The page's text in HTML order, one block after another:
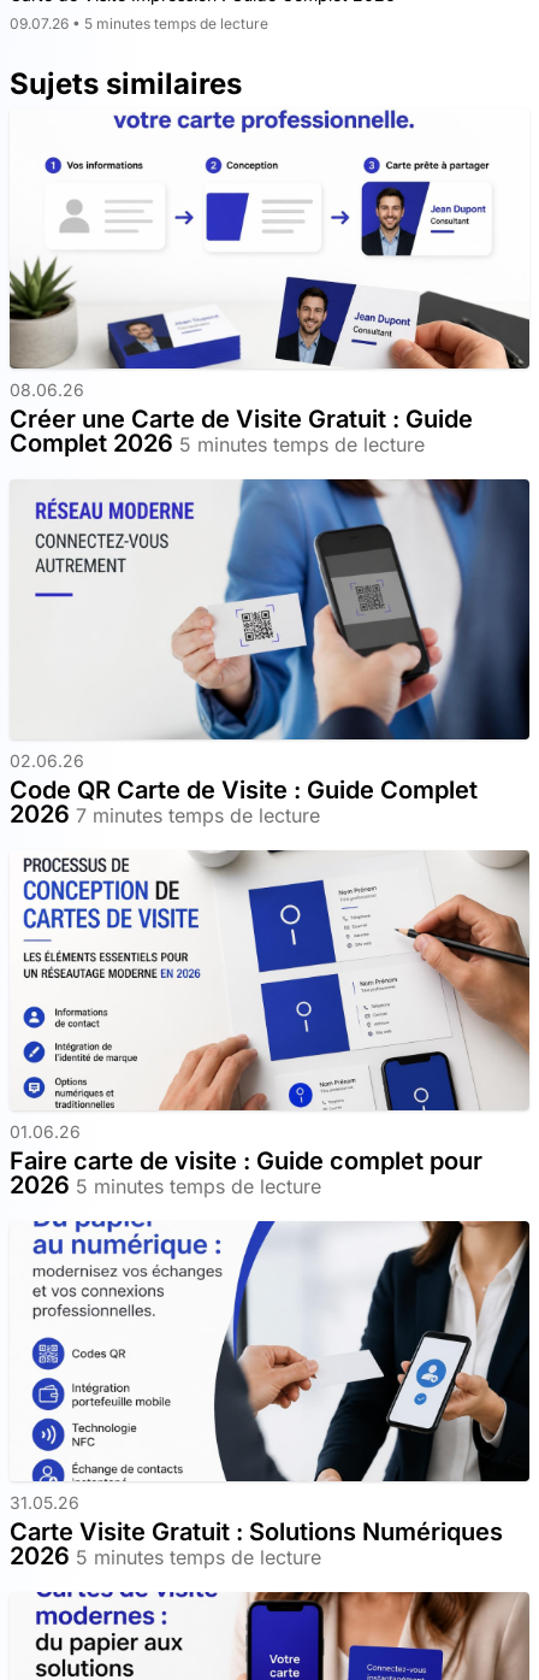
09.07.26 • 5 minutes temps de lecture
Sujets similaires
08.06.26
Créer une Carte de Visite Gratuit : Guide
Complet 2026 5 minutes temps de lecture
02.06.26
Code QR Carte de Visite : Guide Complet
2026 7 minutes temps de lecture
01.06.26
Faire carte de visite : Guide complet pour
2026 5 minutes temps de lecture
31.05.26
Carte Visite Gratuit : Solutions Numériques
2026 5 minutes temps de lecture